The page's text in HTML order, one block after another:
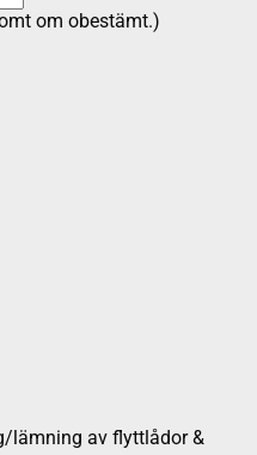
om obestämt.)
lämning av flyttlådor &